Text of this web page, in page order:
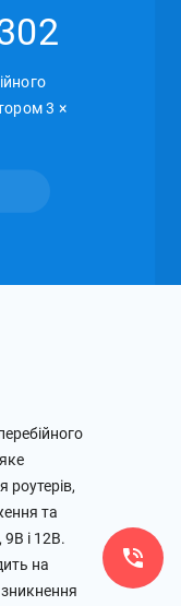
3 ×
роутерів,
та
9В і 12В.
на